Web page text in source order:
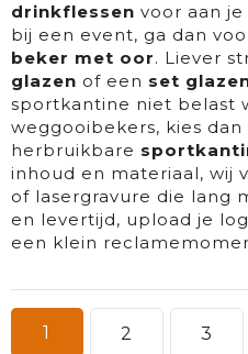
Eten & Drinken
Textiel
Paraplu's
Auto & Mobiliteit
Goud waard
Sport
Duurzaam
Feest
Huis, Tuin & Keuken
drinkflessen voor aan
bij een event, ga dan
beker met oor. Liever
glazen of een set
sportkantine niet belast
weggooibekers, kies
herbruikbare
inhoud en materiaal, wij
of lasergravure die lang
en levertijd, upload je
een klein
1 2 3